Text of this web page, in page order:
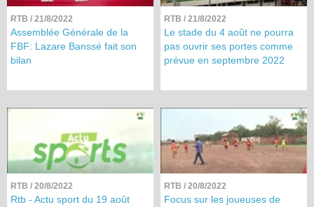
RTB / 21/8/2022
Assemblée Générale de la
FBF: Lazare Banssé fait son
bilan
RTB / 21/8/2022
Le stade du 4 août ne pourra
pas ouvrir ses portes comme
prévue en septembre 2022
RTB / 20/8/2022
Rtb - Actu sport du 19 août
RTB / 20/8/2022
Focus sur les joueuses de